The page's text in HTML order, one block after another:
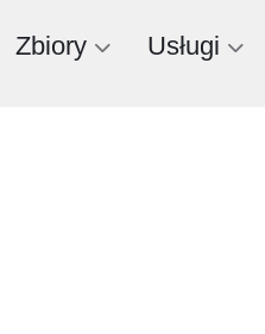
Zbiory Usługi